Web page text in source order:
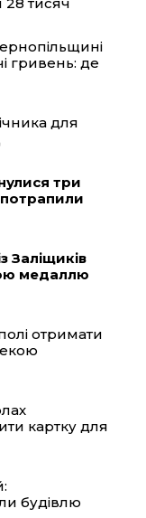
гривень: де
для
три
потрапили
Заліщиків
медаллю
отримати
картку для
будівлю